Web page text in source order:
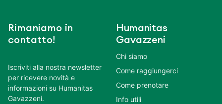
Rimaniamo in
contatto!
Iscriviti alla nostra newsletter
per ricevere novità e
informazioni su Humanitas
Gavazzeni.
Humanitas
Gavazzeni
Chi siamo
Come raggiungerci
Come prenotare
Info utili